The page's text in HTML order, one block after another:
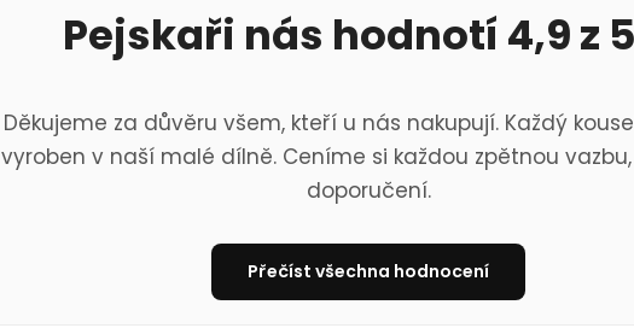
Pejskaři nás hodnotí 4,9 z 5
Děkujeme za důvěru všem, kteří u nás nakupují. Každý
vyroben v naší malé dílně. Ceníme si každou zpětnou
doporučení.
Přečíst všechna hodnocení